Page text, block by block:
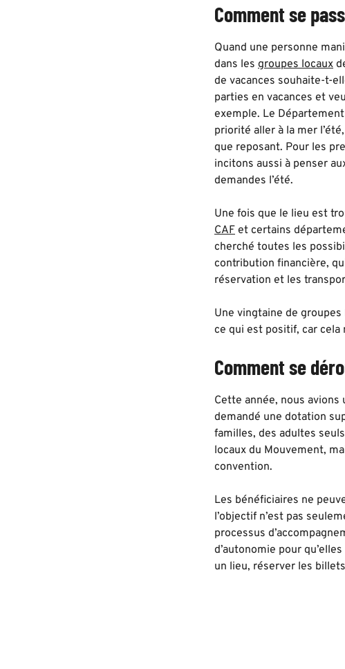
Comment se
Quand une personne
dans les groupes locaux
de vacances souhaite-t-
parties en vacances et
exemple. Le
priorité aller à la mer
que reposant. Pour les
incitons aussi à penser
demandes l’été.
Une fois que le lieu est
CAF et certains
cherché toutes les
contribution financière,
réservation et les
Une vingtaine de
ce qui est positif, car cela
Comment se
Cette année, nous
demandé une dotation
familles, des adultes
locaux du Mouvement,
convention.
Les bénéficiaires ne
l’objectif n’est pas
processus
d’autonomie pour
un lieu, réserver les